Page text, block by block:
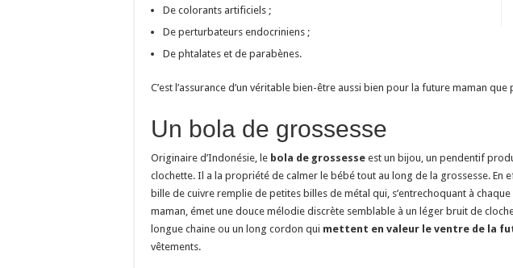
De colorants artificiels ;
De perturbateurs endocriniens ;
De phtalates et de parabènes.
C’est l’assurance d’un véritable bien-être aussi bien pour la future maman
Un bola de grossesse
Originaire d’Indonésie, le bola de grossesse est un bijou, un pendentif
clochette. Il a la propriété de calmer le bébé tout au long de la grossesse. En
bille de cuivre remplie de petites billes de métal qui, s’entrechoquant à
maman, émet une douce mélodie discrète semblable à un léger bruit de
longue chaine ou un long cordon qui mettent en valeur le ventre de la
vêtements.